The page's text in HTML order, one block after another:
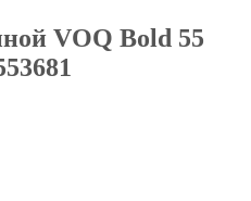
VOQ Bold 55